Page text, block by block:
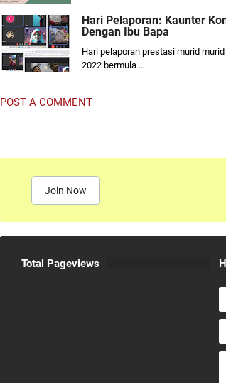
Hari Pelaporan: Kaunter
Dengan Ibu Bapa
Hari pelaporan prestasi murid
2022 bermula …
POST A COMMENT
Join Now
Total Pageviews